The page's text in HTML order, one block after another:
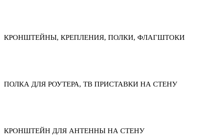
КРОНШТЕЙНЫ, КРЕПЛЕНИЯ, ПОЛКИ, ФЛАГШТОКИ
ПОЛКА ДЛЯ РОУТЕРА, ТВ ПРИСТАВКИ НА СТЕНУ
КРОНШТЕЙН ДЛЯ АНТЕННЫ НА СТЕНУ